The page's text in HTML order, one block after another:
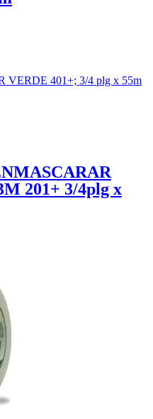
401+; 3/4 plg x 55m
201+ 3/4plg x